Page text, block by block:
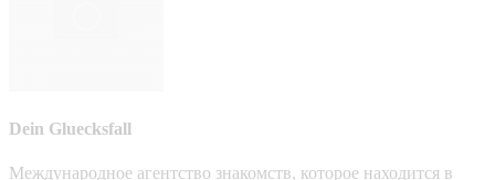
Dein Gluecksfall
Международное агентство знакомств, которое находится в